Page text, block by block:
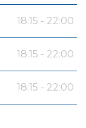
18:15 - 22:00
18:15 - 22:00
18:15 - 22:00